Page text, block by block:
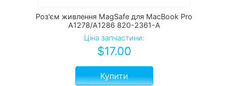
Роз'єм живлення MagSafe для MacBook Pro
A1278/A1286 820-2361-A
Ціна запчастини:
$17.00
Купити